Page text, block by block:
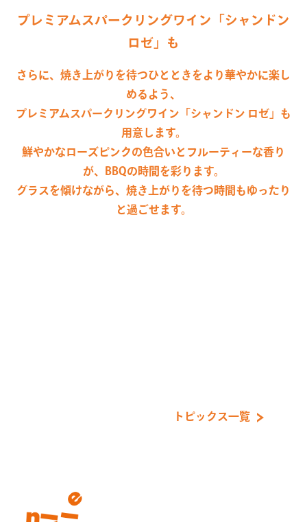
プレミアムスパークリングワイン「シャンドン
ロゼ」も
さらに、焼き上がりを待つひとときをより華やかに楽し
めるよう、
プレミアムスパークリングワイン「シャンドン ロゼ」も
用意します。
鮮やかなローズピンクの色合いとフルーティーな香り
が、BBQの時間を彩ります。
グラスを傾けながら、焼き上がりを待つ時間もゆったり
と過ごせます。
トピックス一覧